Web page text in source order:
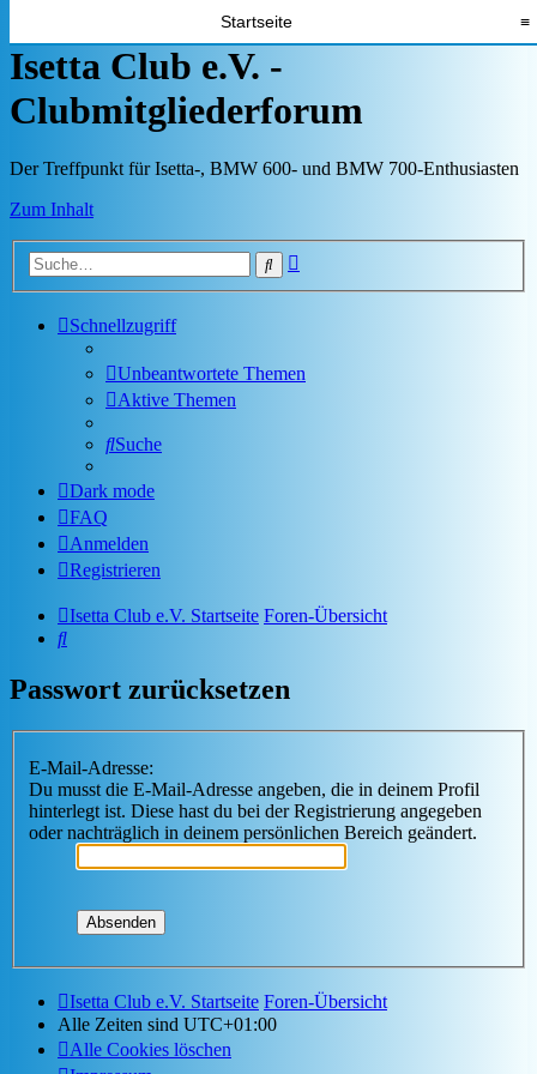
Startseite ≡
Isetta Club e.V. -
Clubmitgliederforum
Der Treffpunkt für Isetta-, BMW 600- und BMW 700-Enthusiasten
Zum Inhalt
Suche
Schnellzugriff
Unbeantwortete Themen
Aktive Themen
Suche
Dark mode
FAQ
Anmelden
Registrieren
Isetta Club e.V. Startseite Foren-Übersicht
Suche
Passwort zurücksetzen
E-Mail-Adresse:
Du musst die E-Mail-Adresse angeben, die in deinem Profil
hinterlegt ist. Diese hast du bei der Registrierung angegeben
oder nachträglich in deinem persönlichen Bereich geändert.
Isetta Club e.V. Startseite Foren-Übersicht
Alle Zeiten sind UTC+01:00
Alle Cookies löschen